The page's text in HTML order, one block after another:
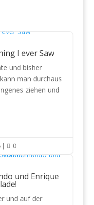
I ever Saw
und bisher
man durchaus
ziehen und
|  0
und Enrique
und auf der